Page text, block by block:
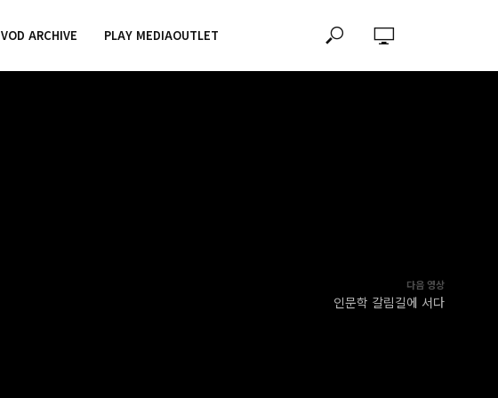
VOD ARCHIVE PLAY MEDIAOUTLET
다음 영상
인문학 갈림길에 서다